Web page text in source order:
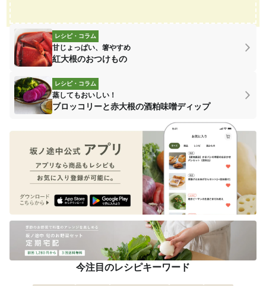
レシピ・コラム
甘じょっぱい、箸やすめ
紅大根のおつけもの
レシピ・コラム
蒸してもおいしい！
ブロッコリーと赤大根の酒粕味噌ディップ
今注目のレシピキーワード